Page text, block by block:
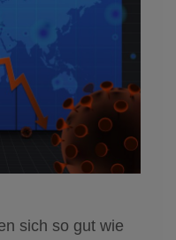
sich so gut wie